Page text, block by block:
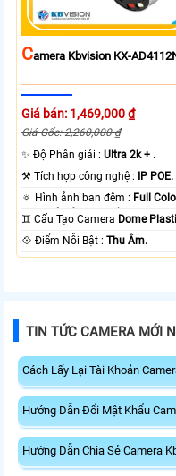
CAmera Kbvision KX-
Giá bán: 1,469,000 ₫
Giá Gốc: 2,260,000 ₫
✨ Độ Phân giải :Ultra 2k + .
⚒ Tích hợp công nghệ : IP POE.
🔅 Hình ảnh ban đêm : Full
30m Có Màu Ban Ðêm.
♊ Cấu Tạo Camera Dome
️💠 Điểm Nỗi Bật :Thu Âm.
TIN TỨC CAMERA MỚI
Cách Lấy Lại Tài Khoản
Hướng Dẫn Đổi Mật Khẩu
Hướng Dẫn Chia Sẻ Camera